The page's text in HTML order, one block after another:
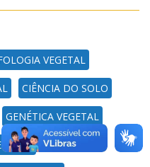
VEGETAL
CIÊNCIA DO SOLO
GENÉTICA VEGETAL